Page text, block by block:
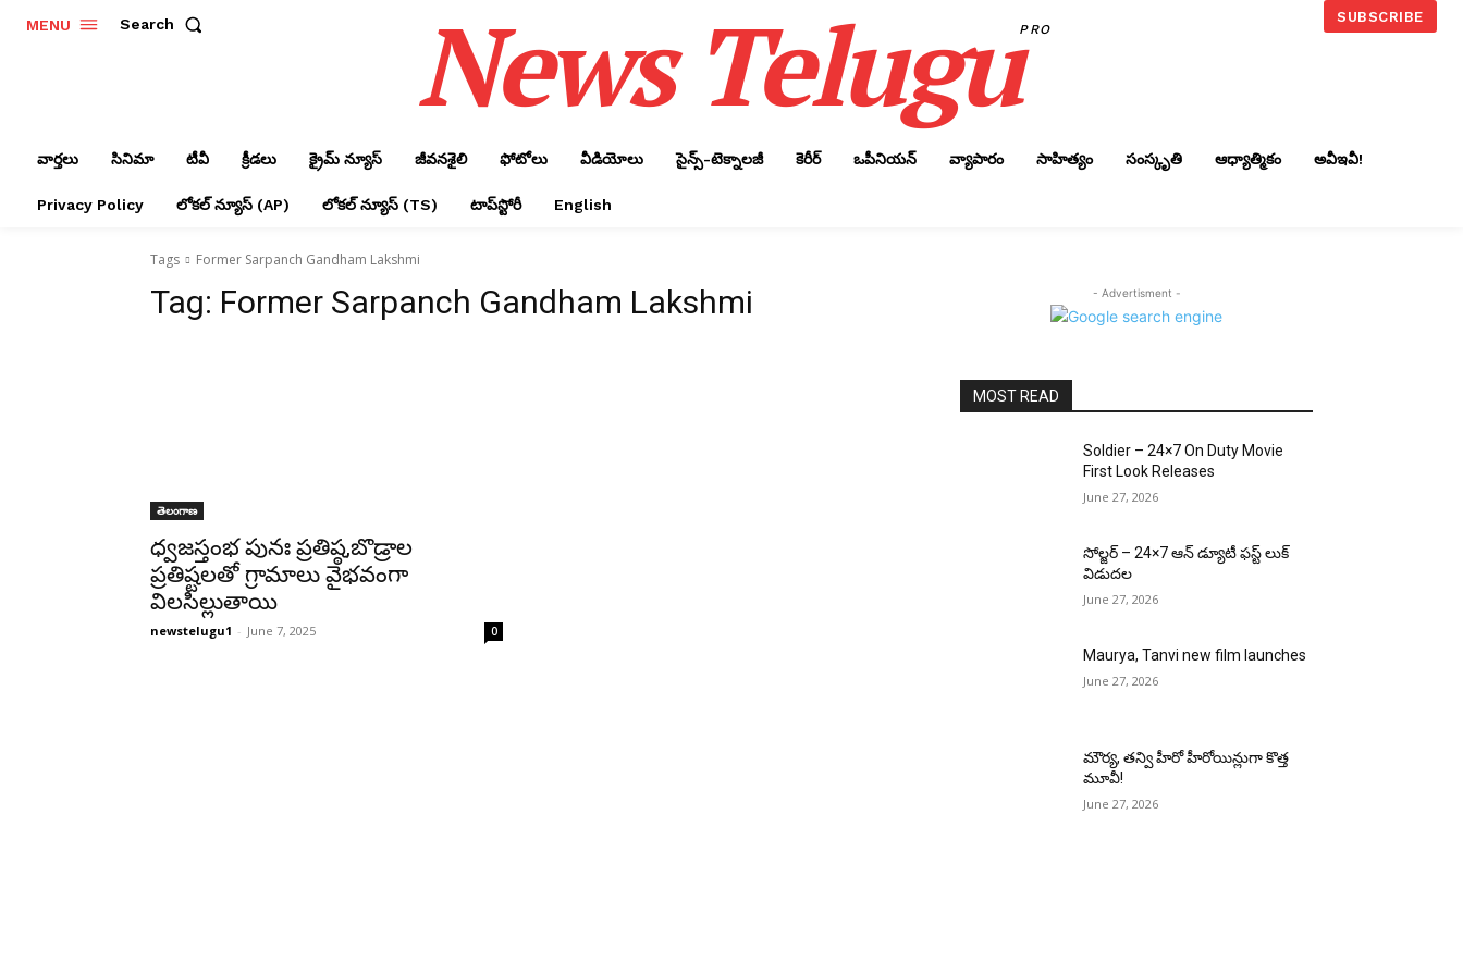
MENU Search News TeluguPRO
SUBSCRIBE
వార్తలు సినిమా టీవీ క్రీడలు క్రైమ్ న్యూస్‌ జీవనశైలి ఫోటోలు వీడియోలు సైన్స్‌-టెక్నాలజీ కెరీర్‌ ఒపీనియన్‌ వ్యాపారం సాహిత్యం సంస్కృతి ఆధ్యాత్మికం అవీఇవీ!
Privacy Policy లోక‌ల్ న్యూస్‌ (AP) లోక‌ల్ న్యూస్‌ (TS) టాప్‌స్టోరీ English
Tags Former Sarpanch Gandham Lakshmi
Tag: Former Sarpanch Gandham Lakshmi
తెలంగాణ
ధ్వజస్తంభ పునః ప్రతిష్ఠ,బొడ్రాల
ప్రతిష్టలతో గ్రామాలు వైభవంగా
విలసిల్లుతాయి
newstelugu1 - June 7, 2025 0
- Advertisment -
MOST READ
Soldier – 24×7 On Duty Movie
First Look Releases
June 27, 2026
సోల్జర్ – 24×7 ఆన్ డ్యూటీ ఫస్ట్ లుక్
విడుదల
June 27, 2026
Maurya, Tanvi new film launches
June 27, 2026
మౌర్య‌, త‌న్వి హీరో హీరోయిన్లుగా కొత్త
మూవీ!
June 27, 2026